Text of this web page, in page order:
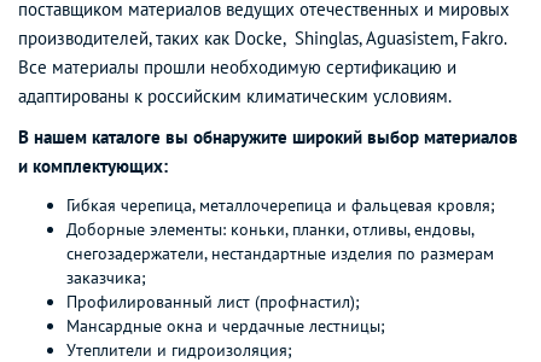
поставщиком материалов ведущих отечественных и мировых
производителей, таких как Docke, Shinglas, Aguasistem, Fakro.
Все материалы прошли необходимую сертификацию и
адаптированы к российским климатическим условиям.
В нашем каталоге вы обнаружите широкий выбор материалов
и комплектующих:
Гибкая черепица, металлочерепица и фальцевая кровля;
Доборные элементы: коньки, планки, отливы, ендовы,
снегозадержатели, нестандартные изделия по размерам
заказчика;
Профилированный лист (профнастил);
Мансардные окна и чердачные лестницы;
Утеплители и гидроизоляция;